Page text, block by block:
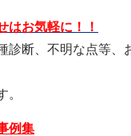
はお気軽に！！
断、不明な点等、
例集